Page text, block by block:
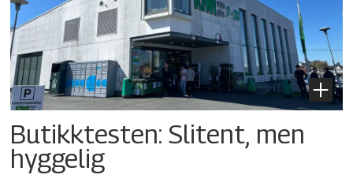
Butikktesten: Slitent, men
hyggelig